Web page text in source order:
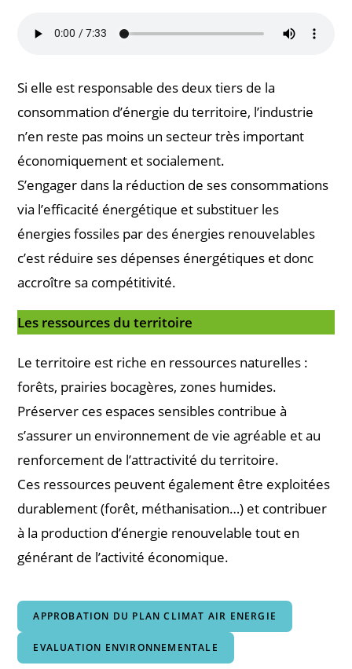
Si elle est responsable des deux tiers de la
consommation d’énergie du territoire, l’industrie
n’en reste pas moins un secteur très important
économiquement et socialement.
S’engager dans la réduction de ses consommations
via l’efficacité énergétique et substituer les
énergies fossiles par des énergies renouvelables
c’est réduire ses dépenses énergétiques et donc
accroître sa compétitivité.
Les ressources du territoire
Le territoire est riche en ressources naturelles :
forêts, prairies bocagères, zones humides.
Préserver ces espaces sensibles contribue à
s’assurer un environnement de vie agréable et au
renforcement de l’attractivité du territoire.
Ces ressources peuvent également être exploitées
durablement (forêt, méthanisation…) et contribuer
à la production d’énergie renouvelable tout en
générant de l’activité économique.
APPROBATION DU PLAN CLIMAT AIR ENERGIE
EVALUATION ENVIRONNEMENTALE